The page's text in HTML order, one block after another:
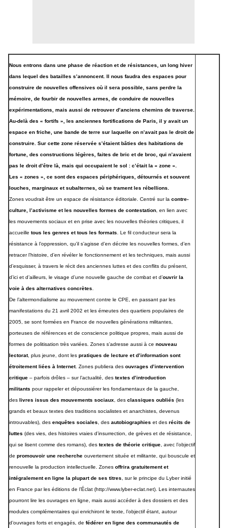
Nous entrons dans une phase de réaction et de résistances, un long hiver
dans lequel des batailles s’annoncent. Il nous faudra des espaces pour
construire de nouvelles offensives où il sera possible, sans perdre la
mémoire, de fourbir de nouvelles armes, de conduire de nouvelles
expérimentations, mais aussi de retrouver d’anciens chemins de traverse.
Au-delà des « fortifs », les anciennes fortifications de Paris, il y avait un
espace en friche, une bande de terre sur laquelle on n’avait pas le droit de
construire. Sur cette zone réservée s’étaient bâties des habitations de
fortune, des constructions légères, faites de bric et de broc, qui n’avaient
pas le droit d’être là, mais qui occupaient le sol : c’était la « zone ».
Les « zones », ce sont des espaces périphériques, détournés et souvent
louches, marginaux et subalternes, où se trament les rébellions.
Zones voudrait être un espace de résistance éditoriale. Centré sur la contre-
culture, l’activisme et les nouvelles formes de contestation , en lien avec
les mouvements sociaux et en prise avec les nouvelles théories critiques, il
accueille tous les genres et tous les formats . Le fil conducteur sera la
résistance à l’oppression, qu’il s’agisse d’en décrire les nouvelles formes, d’en
retracer l’histoire, d’en révéler le fonctionnement et les techniques, mais aussi
d’esquisser, à travers le récit des anciennes luttes et des conflits du présent,
d’ici et d’ailleurs, le visage d’une nouvelle gauche de combat et d’ouvrir la
voie à des alternatives concrètes
De l’altermondialisme au mouvement contre le CPE, en passant par les
manifestations du 21 avril 2002 et les émeutes des quartiers populaires de
2005, se sont formées en France de nouvelles générations militantes,
porteuses de références et de conscience politique propres, mais aussi de
formes de politisation très variées. Zones s’adresse aussi à ce nouveau
lectorat, plus jeune, dont les pratiques de lecture et d’information sont
étroitement liées à Internet. Zones publiera des ouvrages d’intervention
critique – parfois drôles – sur l’actualité, des textes d’introduction
militants pour rappeler et dépoussiérer les fondamentaux de la gauche,
des livres issus des mouvements sociaux , des classiques oubliés (les
grands et beaux textes des traditions socialistes et anarchistes, devenus
introuvables), des enquêtes sociales , des autobiographies et des récits de
luttes (des vies, des histoires vraies d’insurrection, de grèves et de résistance,
qui se lisent comme des romans), des textes de théorie critique , avec l’objectif
de promouvoir une recherche ouvertement située et militante, qui bouscule et
renouvelle la production intellectuelle. Zones offrira gratuitement et
intégralement en ligne la plupart de ses titres , sur le principe du Lyber initié
en France par les éditions de l’Éclat (http://www.lyber-eclat.net). Les internautes
pourront lire les ouvrages en ligne, mais aussi accéder à des dossiers et des
modules complémentaires qui enrichiront le texte, l’objectif étant, autour
d’ouvrages forts et engagés, de fédérer en ligne des communautés de